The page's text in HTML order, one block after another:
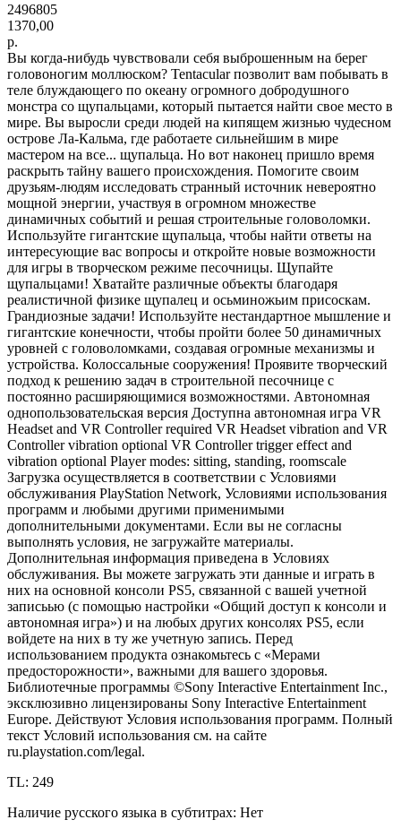
2496805
1370,00
р.
Вы когда-нибудь чувствовали себя выброшенным на берег
головоногим моллюском? Tentacular позволит вам побывать в
теле блуждающего по океану огромного добродушного
монстра со щупальцами, который пытается найти свое место в
мире. Вы выросли среди людей на кипящем жизнью чудесном
острове Ла-Кальма, где работаете сильнейшим в мире
мастером на все... щупальца. Но вот наконец пришло время
раскрыть тайну вашего происхождения. Помогите своим
друзьям-людям исследовать странный источник невероятно
мощной энергии, участвуя в огромном множестве
динамичных событий и решая строительные головоломки.
Используйте гигантские щупальца, чтобы найти ответы на
интересующие вас вопросы и откройте новые возможности
для игры в творческом режиме песочницы. Щупайте
щупальцами! Хватайте различные объекты благодаря
реалистичной физике щупалец и осьминожьим присоскам.
Грандиозные задачи! Используйте нестандартное мышление и
гигантские конечности, чтобы пройти более 50 динамичных
уровней с головоломками, создавая огромные механизмы и
устройства. Колоссальные сооружения! Проявите творческий
подход к решению задач в строительной песочнице с
постоянно расширяющимися возможностями. Автономная
однопользовательская версия Доступна автономная игра VR
Headset and VR Controller required VR Headset vibration and VR
Controller vibration optional VR Controller trigger effect and
vibration optional Player modes: sitting, standing, roomscale
Загрузка осуществляется в соответствии с Условиями
обслуживания PlayStation Network, Условиями использования
программ и любыми другими применимыми
дополнительными документами. Если вы не согласны
выполнять условия, не загружайте материалы.
Дополнительная информация приведена в Условиях
обслуживания. Вы можете загружать эти данные и играть в
них на основной консоли PS5, связанной с вашей учетной
записьью (с помощью настройки «Общий доступ к консоли и
автономная игра») и на любых других консолях PS5, если
войдете на них в ту же учетную запись. Перед
использованием продукта ознакомьтесь с «Мерами
предосторожности», важными для вашего здоровья.
Библиотечные программы ©Sony Interactive Entertainment Inc.,
эксклюзивно лицензированы Sony Interactive Entertainment
Europe. Действуют Условия использования программ. Полный
текст Условий использования см. на сайте
ru.playstation.com/legal.
TL: 249
Наличие русского языка в субтитрах: Нет